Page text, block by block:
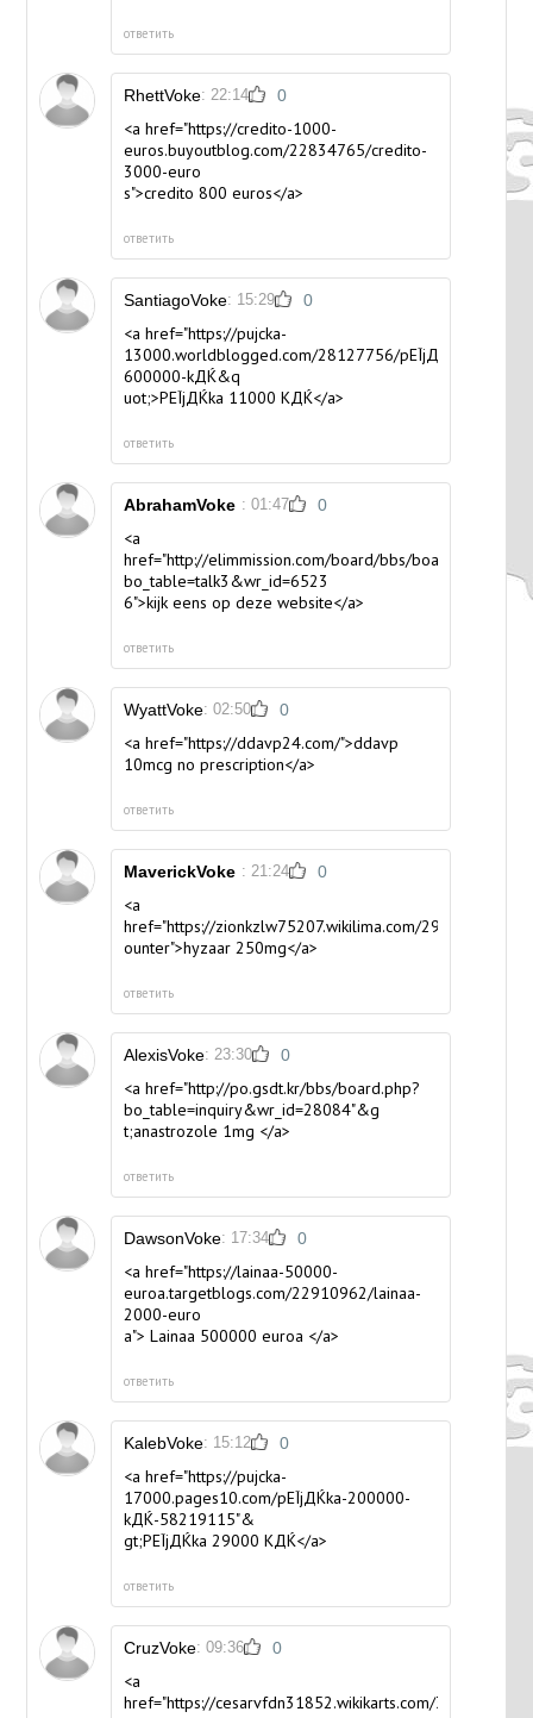
ответить
RhettVoke: 22:14 0
<a href="https://credito-1000-
euros.buyoutblog.com/22834765/credito-
3000-euro
s">credito 800 euros</a>
ответить
SantiagoVoke: 15:29 0
<a href="https://pujcka-
13000.worldblogged.com/28127756/pЕЇjДЌka-
600000-kДЌ&q
uot;>PЕЇjДЌka 11000 KДЌ</a>
ответить
AbrahamVoke : 01:47 0
<a
href="http://elimmission.com/board/bbs/board.php?
bo_table=talk3&wr_id=6523
6">kijk eens op deze website</a>
ответить
WyattVoke: 02:50 0
<a href="https://ddavp24.com/">ddavp
10mcg no prescription</a>
ответить
MaverickVoke : 21:24 0
<a
href="https://zionkzlw75207.wikilima.com/290959/
ounter">hyzaar 250mg</a>
ответить
AlexisVoke: 23:30 0
<a href="http://po.gsdt.kr/bbs/board.php?
bo_table=inquiry&wr_id=28084"&g
t;anastrozole 1mg </a>
ответить
DawsonVoke: 17:34 0
<a href="https://lainaa-50000-
euroa.targetblogs.com/22910962/lainaa-
2000-euro
a"> Lainaa 500000 euroa </a>
ответить
KalebVoke: 15:12 0
<a href="https://pujcka-
17000.pages10.com/pЕЇjДЌka-200000-
kДЌ-58219115"&
gt;PЕЇjДЌka 29000 KДЌ</a>
ответить
CruzVoke: 09:36 0
<a
href="https://cesarvfdn31852.wikikarts.com/358827/